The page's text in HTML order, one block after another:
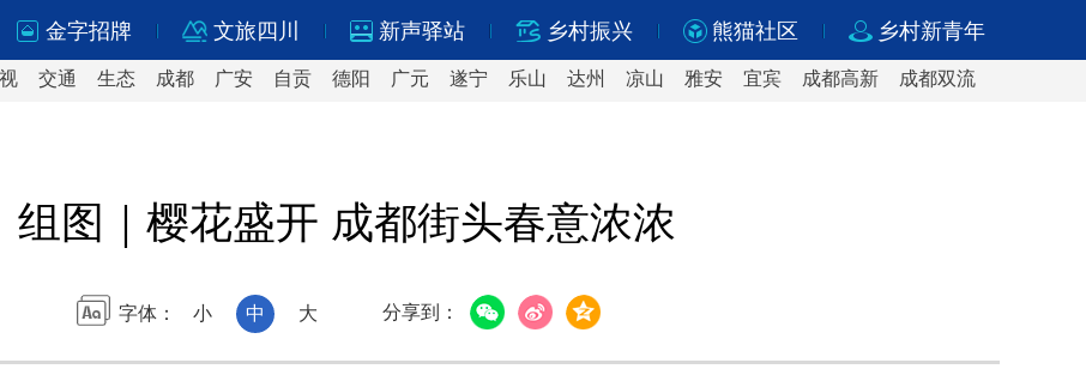
金字招牌 文旅四川 新声驿站 乡村振兴 熊猫社区 乡村新青年
交通 生态 成都 广安 自贡 德阳 广元 遂宁 乐山 达州 凉山 雅安 宜宾 成都高新 成都双流
组图｜樱花盛开 成都街头春意浓浓
字体： 小 中 大 分享到：